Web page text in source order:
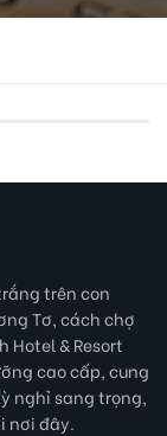
trên con
Tơ, cách chợ
Hotel & Resort
cao cấp, cung
nghỉ sang trọng,
nơi đây.